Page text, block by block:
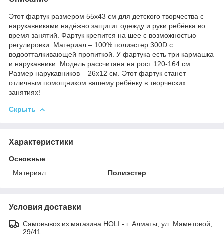
Этот фартук размером 55х43 см для детского творчества с
нарукавниками надёжно защитит одежду и руки ребёнка во
время занятий. Фартук крепится на шее с возможностью
регулировки. Материал – 100% полиэстер 300D с
водоотталкивающей пропиткой. У фартука есть три кармашка
и нарукавники. Модель рассчитана на рост 120-164 см.
Размер нарукавников – 26х12 см. Этот фартук станет
отличным помощником вашему ребёнку в творческих
занятиях!
Скрыть
Характеристики
Основные
Материал
Полиэстер
Условия доставки
Самовывоз из магазина HOLI - г. Алматы, ул. Маметовой,
29/41